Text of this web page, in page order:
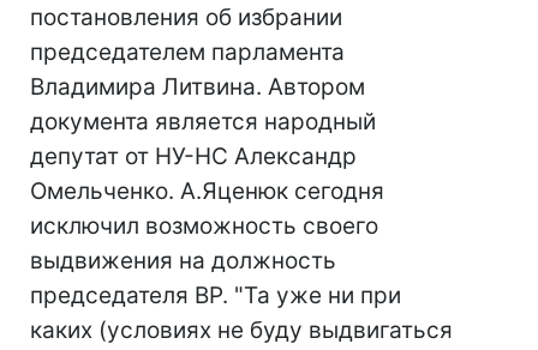
постановления об избрании
председателем парламента
Владимира Литвина. Автором
документа является народный
депутат от НУ-НС Александр
Омельченко. А.Яценюк сегодня
исключил возможность своего
выдвижения на должность
председателя ВР. "Та уже ни при
каких (условиях не буду выдвигаться